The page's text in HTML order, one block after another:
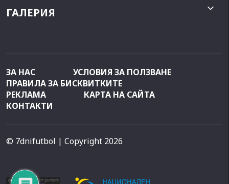
ГАЛЕРИЯ
ЗА НАС
УСЛОВИЯ ЗА ПОЛЗВАНЕ
ПРАВИЛА ЗА БИСКВИТКИТЕ
РЕКЛАМА
КАРТА НА САЙТА
КОНТАКТИ
© 7dnifutbol | Copyright 2026